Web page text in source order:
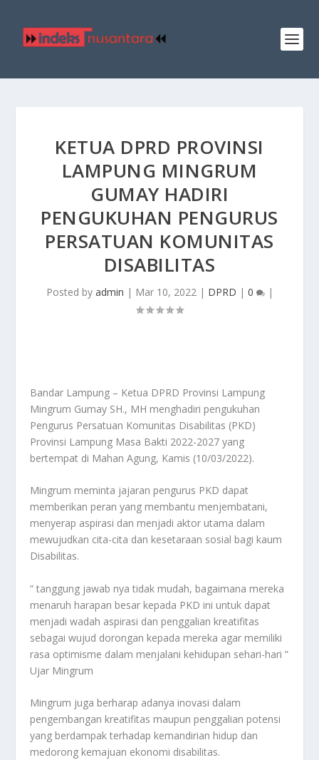
KETUA DPRD PROVINSI
LAMPUNG MINGRUM
GUMAY HADIRI
PENGUKUHAN PENGURUS
PERSATUAN KOMUNITAS
DISABILITAS
Posted by admin | Mar 10, 2022| DPRD | 0 |
Bandar Lampung – Ketua DPRD Provinsi Lampung
Mingrum Gumay SH., MH menghadiri pengukuhan
Pengurus Persatuan Komunitas Disabilitas (PKD)
Provinsi Lampung Masa Bakti 2022-2027 yang
bertempat di Mahan Agung, Kamis (10/03/2022).
Mingrum meminta jajaran pengurus PKD dapat
memberikan peran yang membantu menjembatani,
menyerap aspirasi dan menjadi aktor utama dalam
mewujudkan cita-cita dan kesetaraan sosial bagi kaum
Disabilitas.
” tanggung jawab nya tidak mudah, bagaimana mereka
menaruh harapan besar kepada PKD ini untuk dapat
menjadi wadah aspirasi dan penggalian kreatifitas
sebagai wujud dorongan kepada mereka agar memiliki
rasa optimisme dalam menjalani kehidupan sehari-hari ”
Ujar Mingrum
Mingrum juga berharap adanya inovasi dalam
pengembangan kreatifitas maupun penggalian potensi
yang berdampak terhadap kemandirian hidup dan
medorong kemajuan ekonomi disabilitas.